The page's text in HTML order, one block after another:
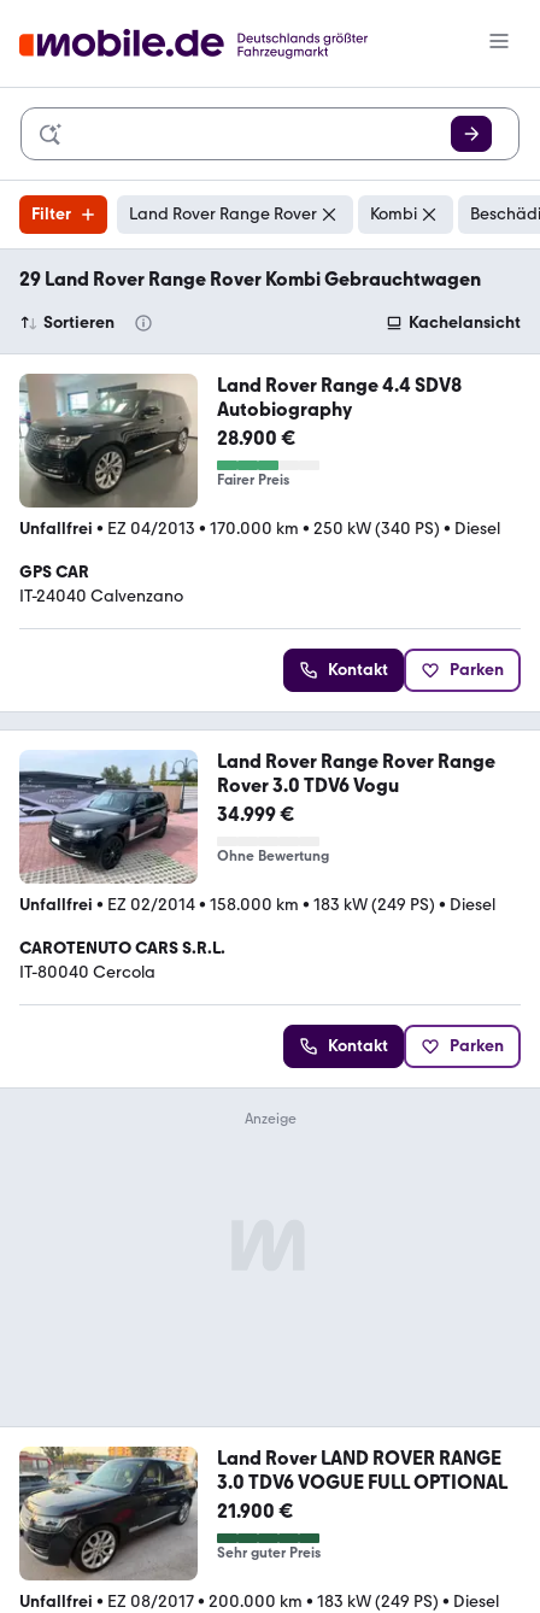
Filter Land Rover Range Rover Kombi
29 Land Rover Range Rover Kombi Gebrauchtwagen
Sortieren Kachelansicht
Land Rover Range 4.4 SDV8
Autobiography
28.900 €
Fairer Preis
Unfallfrei • EZ 04/2013 • 170.000 km • 250 kW (340 PS) • Diesel
GPS CAR
IT-24040 Calvenzano
Kontakt Parken
Land Rover Range Rover Range
Rover 3.0 TDV6 Vogu
34.999 €
Ohne Bewertung
Unfallfrei • EZ 02/2014• 158.000 km • 183 kW (249 PS) • Diesel
CAROTENUTO CARS S.R.L.
IT-80040 Cercola
Kontakt Parken
Land Rover LAND ROVER RANGE
3.0 TDV6 VOGUE FULL OPTIONAL
21.900 €
Sehr guter Preis
Unfallfrei • EZ 08/2017• 200.000 km • 183 kW (249 PS) • Diesel